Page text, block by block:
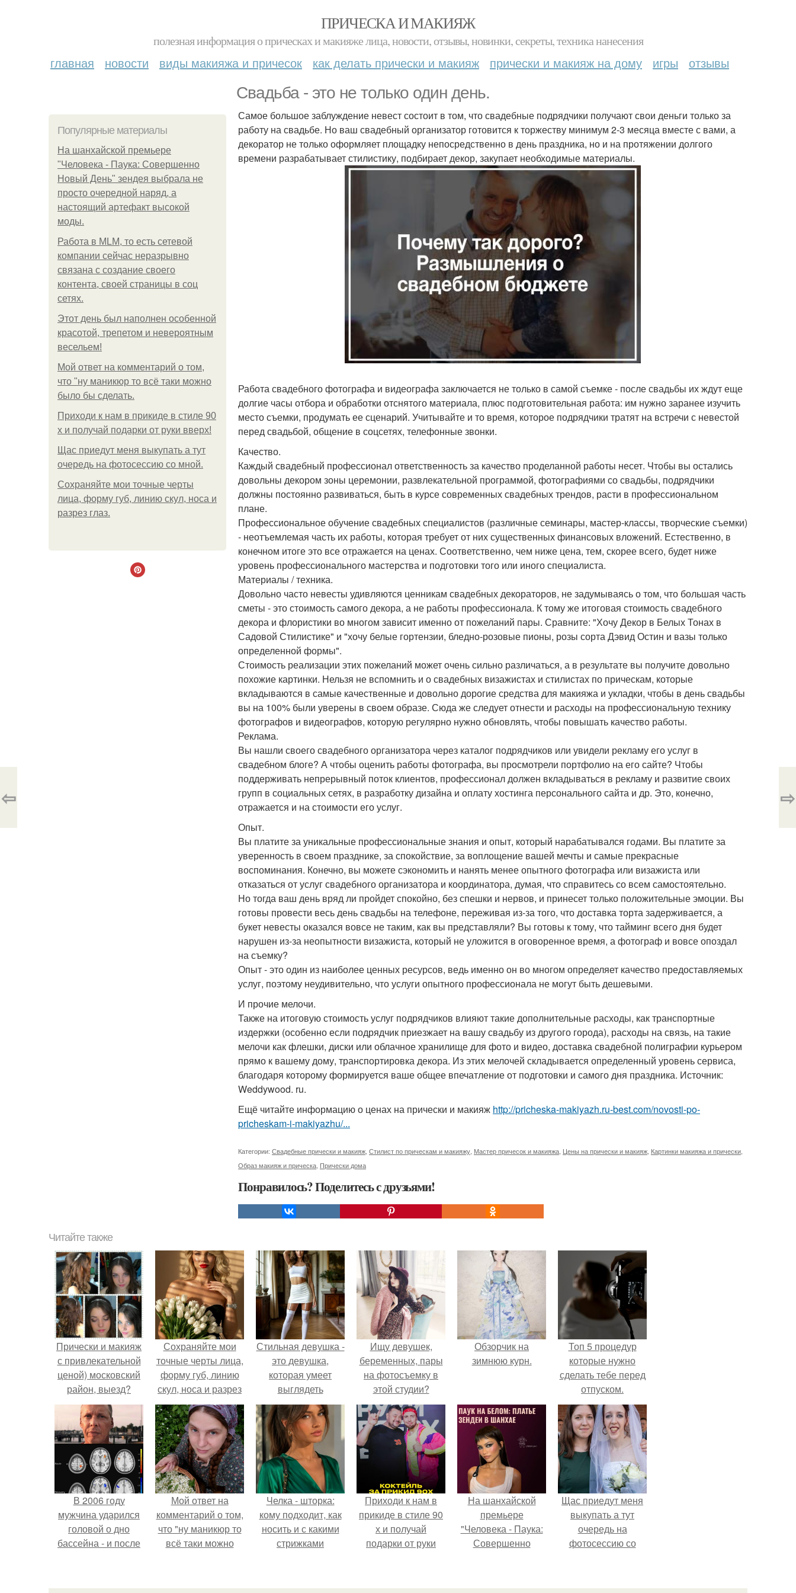
ПРИЧЕСКА И МАКИЯЖ
полезная информация о прическах и макияже лица, новости, отзывы, новинки, секреты, техника нанесения
главная новости виды макияжа и причесок как делать прически и макияж прически и макияж на дому игры отзывы
Свадьба - это не только один день.
Популярные материалы
На шанхайской премьере
"Человека - Паука: Совершенно
Новый День" зендея выбрала не
просто очередной наряд, а
настоящий артефакт высокой
моды.
Работа в MLM, то есть сетевой
компании сейчас неразрывно
связана с создание своего
контента, своей страницы в соц
сетях.
Этот день был наполнен особенной
красотой, трепетом и невероятным
весельем!
Мой ответ на комментарий о том,
что "ну маникюр то всё таки можно
было бы сделать.
Приходи к нам в прикиде в стиле 90
х и получай подарки от руки вверх!
Щас приедут меня выкупать а тут
очередь на фотосессию со мной.
Сохраняйте мои точные черты
лица, форму губ, линию скул, носа и
разрез глаз.
Самое большое заблуждение невест состоит в том, что свадебные подрядчики получают свои деньги только за
работу на свадьбе. Но ваш свадебный организатор готовится к торжеству минимум 2-3 месяца вместе с вами, а
декоратор не только оформляет площадку непосредственно в день праздника, но и на протяжении долгого
времени разрабатывает стилистику, подбирает декор, закупает необходимые материалы.
Работа свадебного фотографа и видеографа заключается не только в самой съемке - после свадьбы их ждут еще
долгие часы отбора и обработки отснятого материала, плюс подготовительная работа: им нужно заранее изучить
место съемки, продумать ее сценарий. Учитывайте и то время, которое подрядчики тратят на встречи с невестой
перед свадьбой, общение в соцсетях, телефонные звонки.
Качество.
Каждый свадебный профессионал ответственность за качество проделанной работы несет. Чтобы вы остались
довольны декором зоны церемонии, развлекательной программой, фотографиями со свадьбы, подрядчики
должны постоянно развиваться, быть в курсе современных свадебных трендов, расти в профессиональном
плане.
Профессиональное обучение свадебных специалистов (различные семинары, мастер-классы, творческие съемки)
- неотъемлемая часть их работы, которая требует от них существенных финансовых вложений. Естественно, в
конечном итоге это все отражается на ценах. Соответственно, чем ниже цена, тем, скорее всего, будет ниже
уровень профессионального мастерства и подготовки того или иного специалиста.
Материалы / техника.
Довольно часто невесты удивляются ценникам свадебных декораторов, не задумываясь о том, что большая часть
сметы - это стоимость самого декора, а не работы профессионала. К тому же итоговая стоимость свадебного
декора и флористики во многом зависит именно от пожеланий пары. Сравните: "Хочу Декор в Белых Тонах в
Садовой Стилистике" и "хочу белые гортензии, бледно-розовые пионы, розы сорта Дэвид Остин и вазы только
определенной формы".
Стоимость реализации этих пожеланий может очень сильно различаться, а в результате вы получите довольно
похожие картинки. Нельзя не вспомнить и о свадебных визажистах и стилистах по прическам, которые
вкладываются в самые качественные и довольно дорогие средства для макияжа и укладки, чтобы в день свадьбы
вы на 100% были уверены в своем образе. Сюда же следует отнести и расходы на профессиональную технику
фотографов и видеографов, которую регулярно нужно обновлять, чтобы повышать качество работы.
Реклама.
Вы нашли своего свадебного организатора через каталог подрядчиков или увидели рекламу его услуг в
свадебном блоге? А чтобы оценить работы фотографа, вы просмотрели портфолио на его сайте? Чтобы
поддерживать непрерывный поток клиентов, профессионал должен вкладываться в рекламу и развитие своих
групп в социальных сетях, в разработку дизайна и оплату хостинга персонального сайта и др. Это, конечно,
отражается и на стоимости его услуг.
Опыт.
Вы платите за уникальные профессиональные знания и опыт, который нарабатывался годами. Вы платите за
уверенность в своем празднике, за спокойствие, за воплощение вашей мечты и самые прекрасные
воспоминания. Конечно, вы можете сэкономить и нанять менее опытного фотографа или визажиста или
отказаться от услуг свадебного организатора и координатора, думая, что справитесь со всем самостоятельно.
Но тогда ваш день вряд ли пройдет спокойно, без спешки и нервов, и принесет только положительные эмоции. Вы
готовы провести весь день свадьбы на телефоне, переживая из-за того, что доставка торта задерживается, а
букет невесты оказался вовсе не таким, как вы представляли? Вы готовы к тому, что тайминг всего дня будет
нарушен из-за неопытности визажиста, который не уложится в оговоренное время, а фотограф и вовсе опоздал
на съемку?
Опыт - это один из наиболее ценных ресурсов, ведь именно он во многом определяет качество предоставляемых
услуг, поэтому неудивительно, что услуги опытного профессионала не могут быть дешевыми.
И прочие мелочи.
Также на итоговую стоимость услуг подрядчиков влияют такие дополнительные расходы, как транспортные
издержки (особенно если подрядчик приезжает на вашу свадьбу из другого города), расходы на связь, на такие
мелочи как флешки, диски или облачное хранилище для фото и видео, доставка свадебной полиграфии курьером
прямо к вашему дому, транспортировка декора. Из этих мелочей складывается определенный уровень сервиса,
благодаря которому формируется ваше общее впечатление от подготовки и самого дня праздника. Источник:
Weddywood. ru.
Ещё читайте информацию о ценах на прически и макияж http://pricheska-makiyazh.ru-best.com/novosti-po-
pricheskam-i-makiyazhu/...
Категории: Свадебные прически и макияж Стилист по прическам и макияжу Мастер причесок и макияжа Цены на прически и макияж Картинки макияжа и прически
Образ макияж и прическа Прически дома
Понравилось? Поделитесь с друзьями!
⇦ ⇨
Читайте также
Прически и макияж
с привлекательной
ценой) московский
район, выезд?
Сохраняйте мои
точные черты лица,
форму губ, линию
скул, носа и разрез
глаз.
Стильная девушка -
это девушка,
которая умеет
выглядеть
привлекательно и
элегантно в любои
ситуации.
Ищу девушек,
беременных, пары
на фотосъемку в
этой студии?
Обзорчик на
зимнюю курн.
Топ 5 процедур
которые нужно
сделать тебе перед
отпуском.
В 2006 году
мужчина ударился
головой о дно
бассейна - и после
странным образом.
Мой ответ на
комментарий о том,
что "ну маникюр то
всё таки можно
Челка - шторка:
кому подходит, как
носить и с какими
стрижками
Приходи к нам в
прикиде в стиле 90
х и получай
подарки от руки
На шанхайской
премьере
"Человека - Паука:
Совершенно
просто очередной
Щас приедут меня
выкупать а тут
очередь на
фотосессию со